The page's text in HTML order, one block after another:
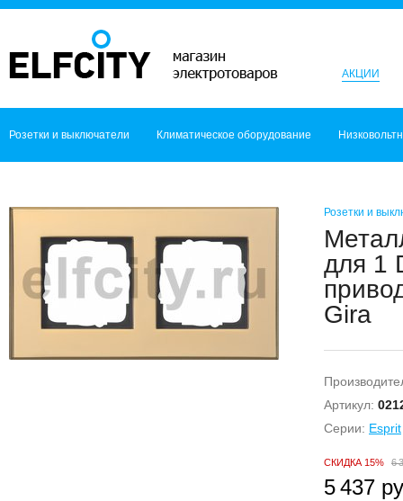
АКЦИИ
Розетки и выключатели Климатическое оборудование
Розетки и
для 1
Gira
Артикул:
Серии: Esprit
СКИДКА 15% 6
5 437